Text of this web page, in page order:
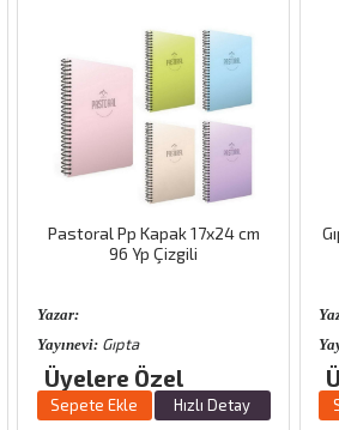
Gıpta Eco Pp Kapak Spr Defter
A-4 120yp Çizgi
Yazar:
Yayınevi:Gıpta
Üyelere Özel
Sepete Ekle Hızlı Detay